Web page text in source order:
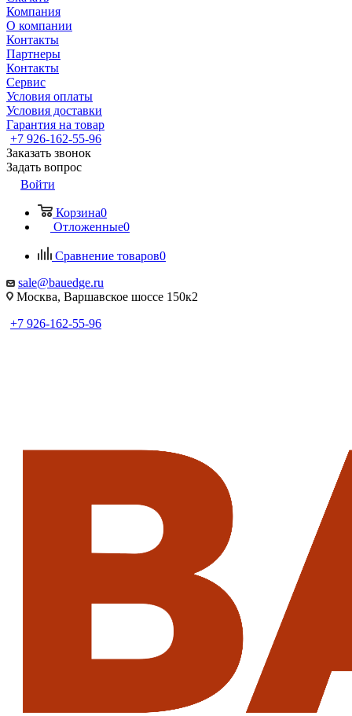
Компания
О компании
Контакты
Партнеры
Контакты
Сервис
Условия оплаты
Условия доставки
Гарантия на товар
+7 926-162-55-96
Заказать звонок
Задать вопрос
Войти
Корзина0
Отложенные0
Сравнение товаров0
sale@bauedge.ru
Москва, Варшавское шоссе 150к2
+7 926-162-55-96